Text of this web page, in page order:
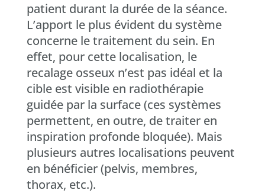
patient durant la durée de la séance.
L’apport le plus évident du système
concerne le traitement du sein. En
effet, pour cette localisation, le
recalage osseux n’est pas idéal et la
cible est visible en radiothérapie
guidée par la surface (ces systèmes
permettent, en outre, de traiter en
inspiration profonde bloquée). Mais
plusieurs autres localisations peuvent
en bénéficier (pelvis, membres,
thorax, etc.).